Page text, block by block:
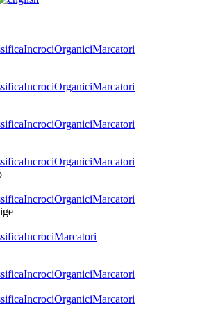
IncrociOrganiciMarcatori
IncrociOrganiciMarcatori
IncrociOrganiciMarcatori
IncrociOrganiciMarcatori
IncrociOrganiciMarcatori
IncrociMarcatori
IncrociOrganiciMarcatori
IncrociOrganiciMarcatori